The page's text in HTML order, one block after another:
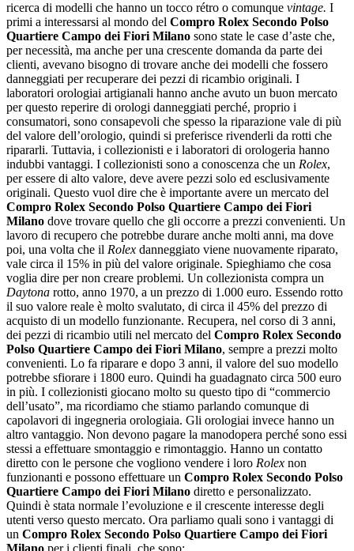
ricerca di modelli che hanno un tocco rétro o comunque vintage. I
primi a interessarsi al mondo del Compro Rolex Secondo Polso
Quartiere Campo dei Fiori Milano sono state le case d’aste che,
per necessità, ma anche per una crescente domanda da parte dei
clienti, avevano bisogno di trovare anche dei modelli che fossero
danneggiati per recuperare dei pezzi di ricambio originali. I
laboratori orologiai artigianali hanno anche avuto un buon mercato
per questo reperire di orologi danneggiati perché, proprio i
consumatori, sono consapevoli che spesso la riparazione vale di più
del valore dell’orologio, quindi si preferisce rivenderli da rotti che
ripararli. Tuttavia, i collezionisti e i laboratori di orologeria hanno
indubbi vantaggi. I collezionisti sono a conoscenza che un Rolex,
per essere di alto valore, deve avere pezzi solo ed esclusivamente
originali. Questo vuol dire che è importante avere un mercato del
Compro Rolex Secondo Polso Quartiere Campo dei Fiori
Milano dove trovare quello che gli occorre a prezzi convenienti. Un
lavoro di recupero che potrebbe durare anche molti anni, ma dove
poi, una volta che il Rolex danneggiato viene nuovamente riparato,
vale circa il 15% in più del valore originale. Spieghiamo che cosa
voglia dire per non creare problemi. Un collezionista compra un
Daytona rotto, anno 1970, a un prezzo di 1.000 euro. Essendo rotto
il suo valore reale è molto svalutato, di circa il 45% del prezzo di
acquisto di un modello funzionante. Recupera, nel corso di 3 anni,
dei pezzi di ricambio utili nel mercato del Compro Rolex Secondo
Polso Quartiere Campo dei Fiori Milano, sempre a prezzi molto
convenienti. Lo fa riparare e dopo 3 anni, il valore del suo modello
potrebbe sfiorare i 1800 euro. Quindi ha guadagnato circa 500 euro
in più. I collezionisti giocano molto su questo tipo di “commercio
dell’usato”, ma ricordiamo che stiamo parlando comunque di
capolavori di ingegneria orologiaia. Gli orologiai invece hanno un
altro vantaggio. Non devono pagare la manodopera perché sono essi
stessi a effettuare smontaggio e rimontaggio. Hanno un contatto
diretto con le persone che vogliono vendere i loro Rolex non
funzionanti e possono effettuare un Compro Rolex Secondo Polso
Quartiere Campo dei Fiori Milano diretto e personalizzato.
Quindi è stata normale l’evoluzione e il crescente interesse degli
utenti verso questo mercato. Ora parliamo quali sono i vantaggi di
un Compro Rolex Secondo Polso Quartiere Campo dei Fiori